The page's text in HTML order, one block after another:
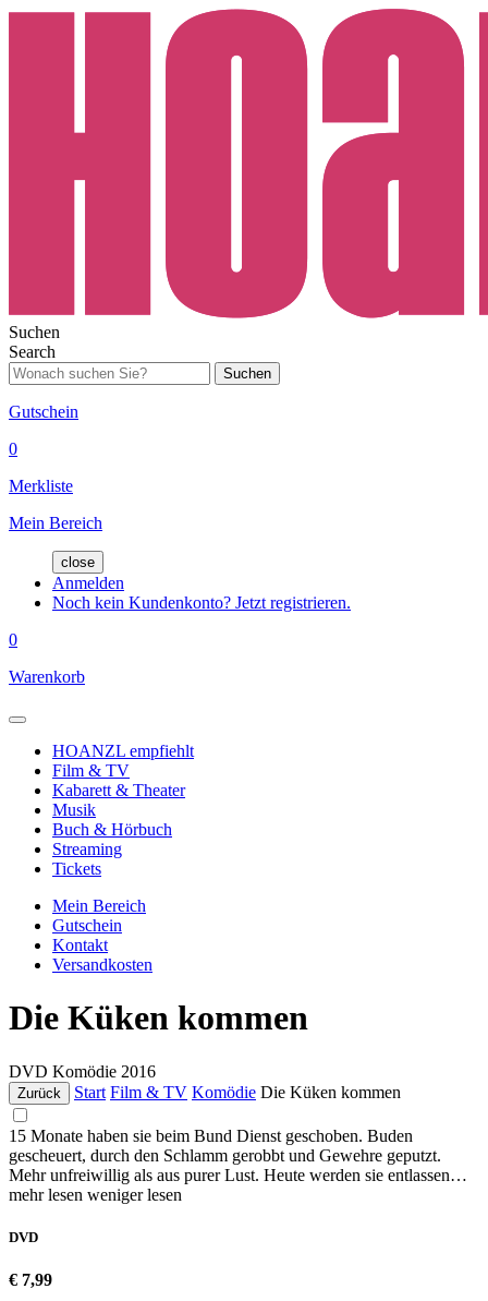
Suchen
Search
Suchen
Gutschein
0
Merkliste
Mein Bereich
close
Anmelden
Noch kein Kundenkonto? Jetzt registrieren.
0
Warenkorb
HOANZL empfiehlt
Film & TV
Kabarett & Theater
Musik
Buch & Hörbuch
Streaming
Tickets
Mein Bereich
Gutschein
Kontakt
Versandkosten
Die Küken kommen
DVD Komödie 2016
Zurück Start Film & TV Komödie Die Küken kommen
15 Monate haben sie beim Bund Dienst geschoben. Buden
gescheuert, durch den Schlamm gerobbt und Gewehre geputzt.
Mehr unfreiwillig als aus purer Lust. Heute werden sie entlassen…
mehr lesen weniger lesen
DVD
€ 7,99